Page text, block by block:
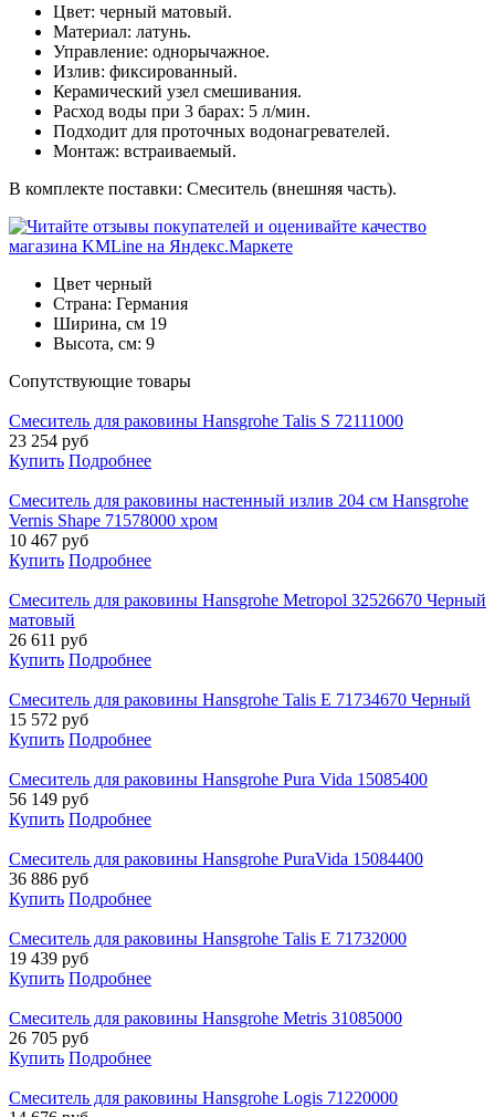
Цвет: черный матовый.
Материал: латунь.
Управление: однорычажное.
Излив: фиксированный.
Керамический узел смешивания.
Расход воды при 3 барах: 5 л/мин.
Подходит для проточных водонагревателей.
Монтаж: встраиваемый.
В комплекте поставки: Смеситель (внешняя часть).
Цвет черный
Страна: Германия
Ширина, см 19
Высота, см: 9
Cопутствующие товары
Смеситель для раковины Hansgrohe Talis S 72111000
23 254 руб
Купить Подробнее
Смеситель для раковины настенный излив 204 см Hansgrohe
Vernis Shape 71578000 хром
10 467 руб
Купить Подробнее
Смеситель для раковины Hansgrohe Metropol 32526670 Черный
матовый
26 611 руб
Купить Подробнее
Смеситель для раковины Hansgrohe Talis E 71734670 Черный
15 572 руб
Купить Подробнее
Смеситель для раковины Hansgrohe Pura Vida 15085400
56 149 руб
Купить Подробнее
Смеситель для раковины Hansgrohe PuraVida 15084400
36 886 руб
Купить Подробнее
Смеситель для раковины Hansgrohe Talis E 71732000
19 439 руб
Купить Подробнее
Смеситель для раковины Hansgrohe Metris 31085000
26 705 руб
Купить Подробнее
Смеситель для раковины Hansgrohe Logis 71220000